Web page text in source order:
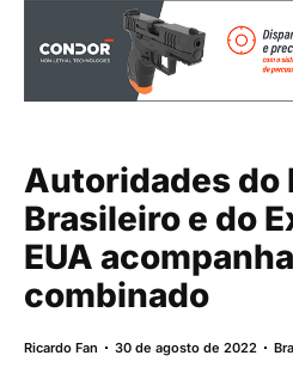
Autoridades do
Brasileiro e do
EUA
combinado
Ricardo Fan 30 de agosto de 2022